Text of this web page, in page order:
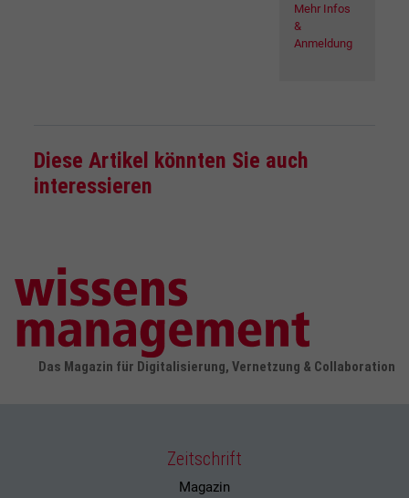
Mehr Infos
&
Anmeldung
Diese Artikel könnten Sie auch
interessieren
Das Magazin für Digitalisierung, Vernetzung & Collaboration
Zeitschrift
Magazin